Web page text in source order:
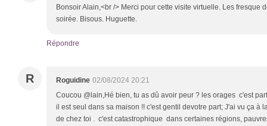
Bonsoir Alain,<br /> Merci pour cette visite virtuelle. Les fresque
soirée. Bisous. Huguette.
Répondre
R Roguidine 02/08/2024 20:21
Coucou @lain,Hé bien, tu as dû avoir peur ? les orages c'est
il est seul dans sa maison !! c'est gentil devotre part; J'ai vu ça à
de chez toi . c'est catastrophique dans certaines régions,